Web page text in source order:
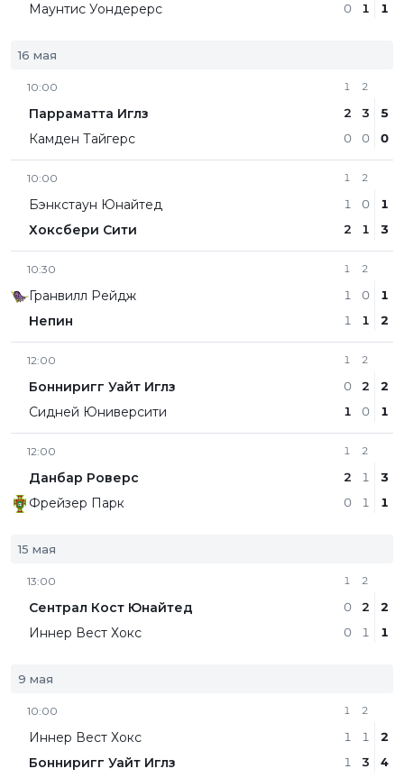
Маунтис Уондерерс
0
1
1
16 мая
10:00
Парраматта Иглз
Камден Тайгерс
1
2
0
2
3
0
5
0
10:00
Бэнкстаун Юнайтед
Хоксбери Сити
1
1
2
2
0
1
1
3
10:30
Гранвилл Рейдж
Непин
1
1
1
2
0
1
1
2
12:00
Бонниригг Уайт Иглз
Сидней Юниверсити
1
0
1
2
2
0
2
1
12:00
Данбар Роверс
Фрейзер Парк
1
2
0
2
1
1
3
1
15 мая
13:00
Сентрал Кост Юнайтед
Иннер Вест Хокс
1
0
0
2
2
1
2
1
9 мая
10:00
Иннер Вест Хокс
Бонниригг Уайт Иглз
1
1
1
2
1
3
2
4